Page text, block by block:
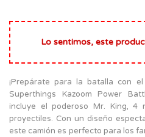
Lo sentimos, este
¡Prepárate para la batalla con
Superthings Kazoom Power
incluye el poderoso Mr. King, 4
proyectiles. Con un diseño
este camión es perfecto para los